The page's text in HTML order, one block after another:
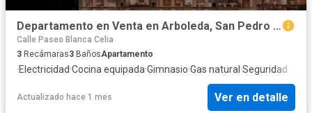
Departamento en Venta en Arboleda, San Pedro Garza Garcia NL
Calle Paseo Blanca Celia
3 Recámaras3 BañosApartamento
·Electricidad·Cocina equipada·Gimnasio·Gas natural·Seguridad
Actualizado hace 1 mes Ver en detalle